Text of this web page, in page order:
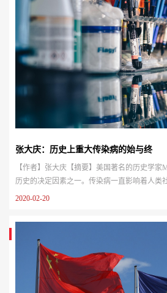
张大庆：历史上重大传染病的始与终
【作者】张大庆【摘要】美国著名的历史学家
历史的决定因素之一。传染病一直影响着人类
命更为深刻和全面，因为疾病直接攻击文明的
家、城邦的衰退，甚至摧毁某种文明。不过，
2020-02-20